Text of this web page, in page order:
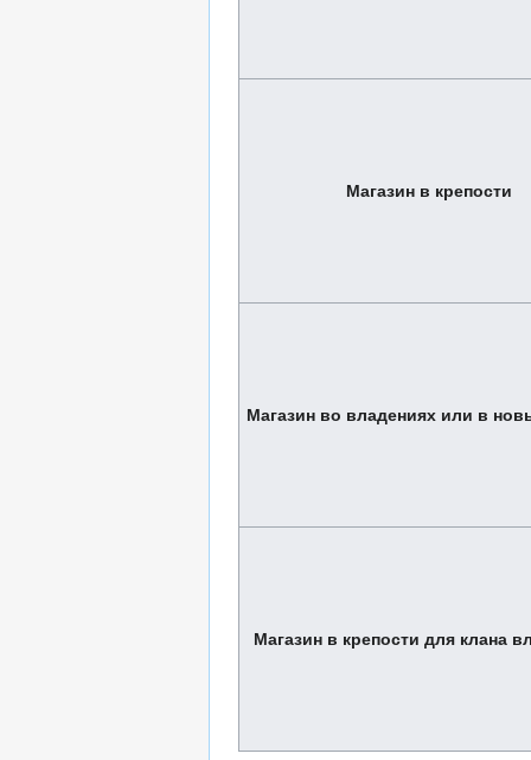
Магазин в крепости
Магазин во владениях или в
Магазин в крепости для клана